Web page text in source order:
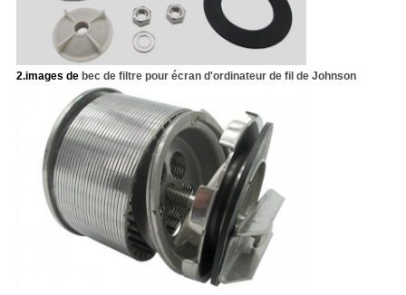
2.images debec de filtre pour écran d'ordinateur de fil de Johnson